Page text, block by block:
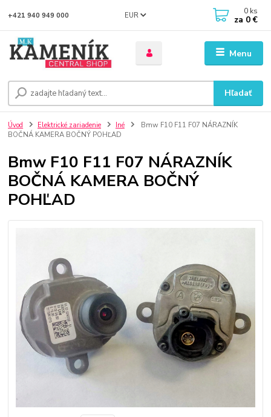
Menu
EUR
Hľadať
+421 940 949 000 0 ks
za 0 €
Úvod Elektrické zariadenie Iné
Bmw F10 F11 F07 NÁRAZNÍK
BOČNÁ KAMERA BOČNÝ POHĽAD
Bmw F10 F11 F07 NÁRAZNÍK
BOČNÁ KAMERA BOČNÝ
POHĽAD